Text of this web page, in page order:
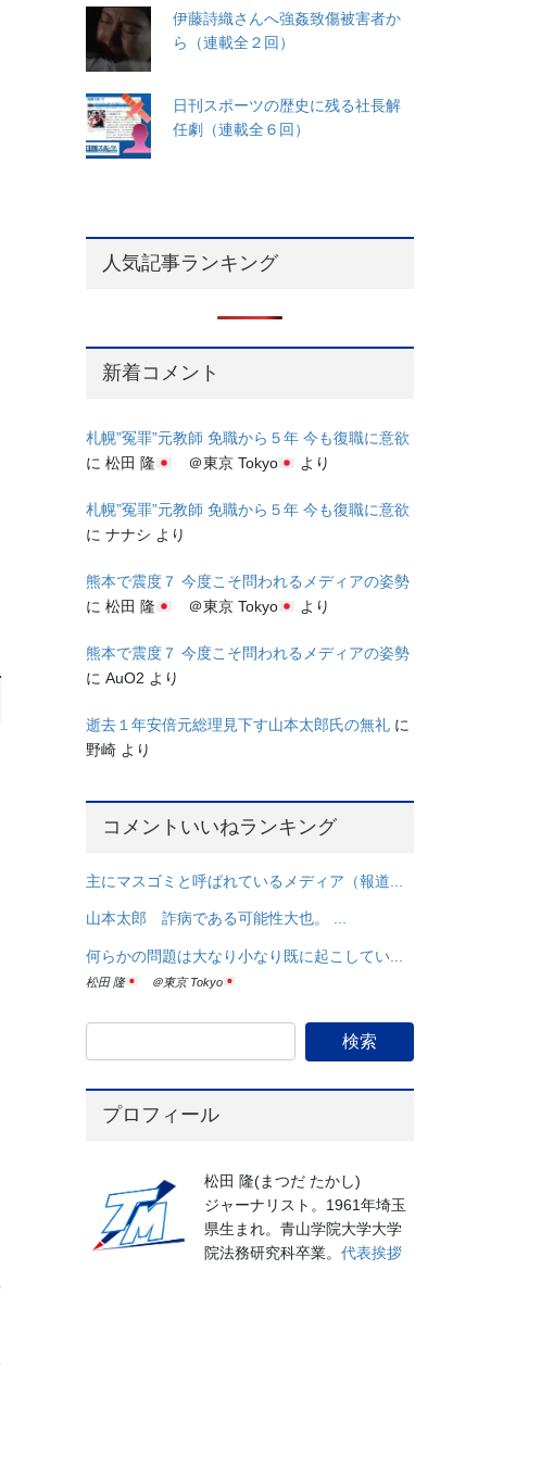
伊藤詩織さんへ強姦致傷被害者か
ら（連載全２回）
日刊スポーツの歴史に残る社長解
任劇（連載全６回）
人気記事ランキング
新着コメント
札幌”冤罪”元教師 免職から５年 今も復職に意欲
に松田 隆 ＠東京 Tokyo より
札幌”冤罪”元教師 免職から５年 今も復職に意欲
にナナシ より
熊本で震度７ 今度こそ問われるメディアの姿勢
に松田 隆 ＠東京 Tokyo より
熊本で震度７ 今度こそ問われるメディアの姿勢
にAuO2 より
逝去１年安倍元総理見下す山本太郎氏の無礼 に
野崎 より
コメントいいねランキング
主にマスゴミと呼ばれているメディア（報道...
山本太郎 詐病である可能性大也。 ...
何らかの問題は大なり小なり既に起こしてい...
松田 隆 ＠東京 Tokyo
プロフィール
松田 隆(まつだ たかし)
ジャーナリスト。1961年埼玉
県生まれ。青山学院大学大学
院法務研究科卒業。代表挨拶